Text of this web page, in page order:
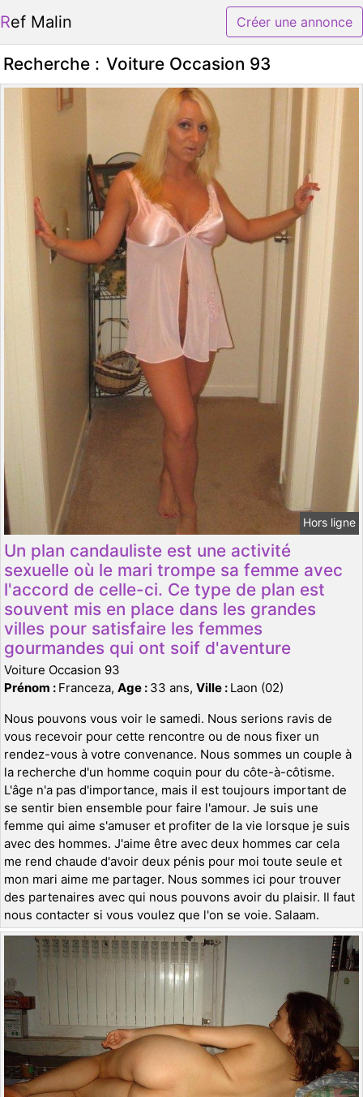
Ref Malin Créer une annonce
Recherche : Voiture Occasion 93
Hors ligne
Un plan candauliste est une activité
sexuelle où le mari trompe sa femme avec
l'accord de celle-ci. Ce type de plan est
souvent mis en place dans les grandes
villes pour satisfaire les femmes
gourmandes qui ont soif d'aventure
Voiture Occasion 93
Prénom : Franceza, Age : 33 ans, Ville : Laon (02)
Nous pouvons vous voir le samedi. Nous serions ravis de
vous recevoir pour cette rencontre ou de nous fixer un
rendez-vous à votre convenance. Nous sommes un couple à
la recherche d'un homme coquin pour du côte-à-côtisme.
L'âge n'a pas d'importance, mais il est toujours important de
se sentir bien ensemble pour faire l'amour. Je suis une
femme qui aime s'amuser et profiter de la vie lorsque je suis
avec des hommes. J'aime être avec deux hommes car cela
me rend chaude d'avoir deux pénis pour moi toute seule et
mon mari aime me partager. Nous sommes ici pour trouver
des partenaires avec qui nous pouvons avoir du plaisir. Il faut
nous contacter si vous voulez que l'on se voie. Salaam.